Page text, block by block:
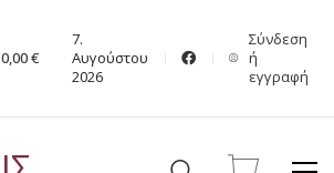
0,00€
7.
Αυγούστου
2026
Σύνδεση
ή
εγγραφή